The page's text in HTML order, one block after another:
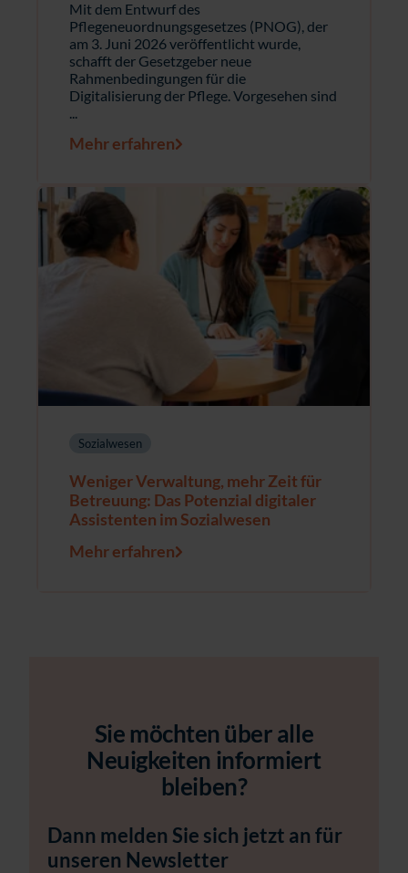
Mit dem Entwurf des
Pflegeneuordnungsgesetzes (PNOG), der
am 3. Juni 2026 veröffentlicht wurde,
schafft der Gesetzgeber neue
Rahmenbedingungen für die
Digitalisierung der Pflege. Vorgesehen sind
...
Mehr erfahren
Sozialwesen
Weniger Verwaltung, mehr Zeit für
Betreuung: Das Potenzial digitaler
Assistenten im Sozialwesen
Mehr erfahren
Sie möchten über alle
Neuigkeiten informiert
bleiben?
Dann melden Sie sich jetzt an für
unseren Newsletter